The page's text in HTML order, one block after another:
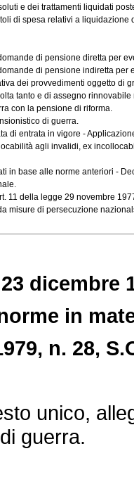
e dei trattamenti liquidati
di spesa relativi a liquidazione
di pensione diretta per
di pensione indiretta
dei provvedimenti oggetto di
tanto e di assegno
con la pensione di riforma.
di guerra.
di entrata in vigore -
agli invalidi, ex
in base alle norme anteriori -
11 della legge 29 novembre
misure di persecuzione
dicembre
in
n. 28,
unico,
guerra.